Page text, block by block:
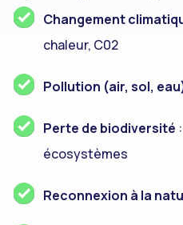
Changement
chaleur, C02
Pollution (air, sol,
Perte de biodiversité
écosystèmes
Reconnexion à la